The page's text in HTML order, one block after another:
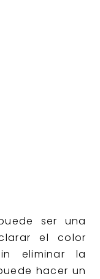
ser una
el color
eliminar la
hacer un